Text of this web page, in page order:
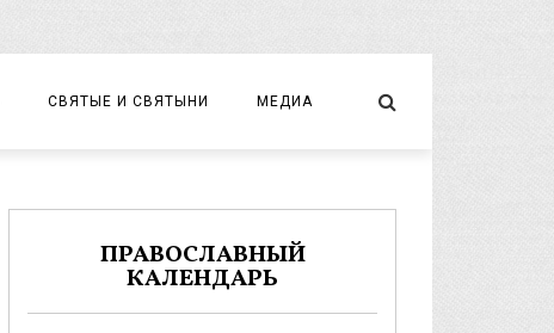
СВЯТЫЕ И СВЯТЫНИ МЕДИА
ФОТО
ПРАВОСЛАВНЫЙ
КАЛЕНДАРЬ